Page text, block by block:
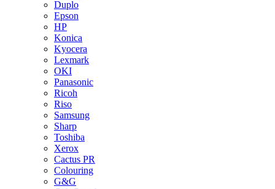
Duplo
Epson
HP
Konica
Kyocera
Lexmark
OKI
Panasonic
Ricoh
Riso
Samsung
Sharp
Toshiba
Xerox
Cactus PR
Colouring
G&G